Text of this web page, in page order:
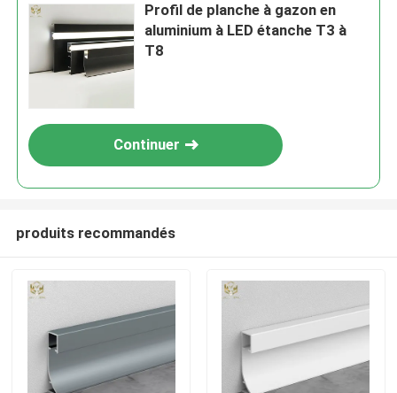
Profil de planche à gazon en
aluminium à LED étanche T3 à
T8
Continuer
produits recommandés